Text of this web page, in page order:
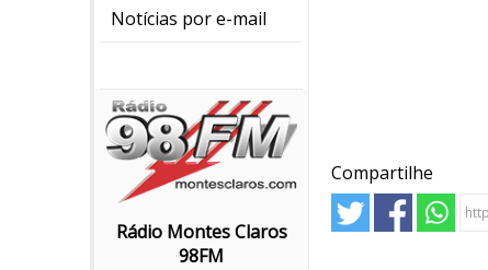
Notícias por e-mail
Rádio Montes Claros
98FM
Compartilhe